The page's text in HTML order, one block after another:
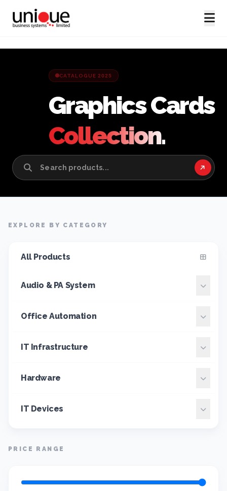
CATALOGUE 2025
Graphics Cards
Collection.
EXPLORE BY CATEGORY
All Products
Audio & PA System
Office Automation
IT Infrastructure
Hardware
IT Devices
PRICE RANGE